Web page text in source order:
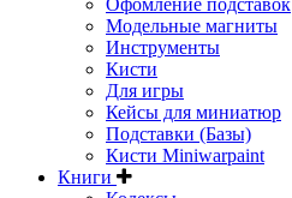
Офомление подставок
Модельные магниты
Инструменты
Кисти
Для игры
Кейсы для миниатюр
Подставки (Базы)
Кисти Miniwarpaint
Книги